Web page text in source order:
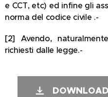
e CCT, etc) ed infine gli
norma del codice civile .-
[2] Avendo,
richiesti dalle legge.-